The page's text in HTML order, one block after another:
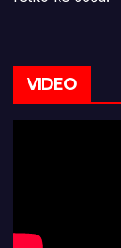
VIDEO